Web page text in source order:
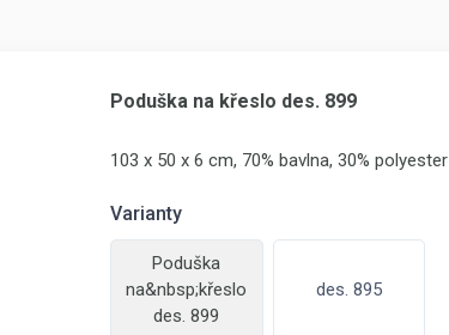
Poduška na křeslo des. 899
103 x 50 x 6 cm, 70% bavlna, 30% polyester
Varianty
Poduška
na&nbsp;křeslo
des. 899
des. 895